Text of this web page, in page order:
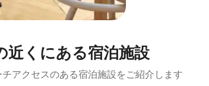
くにある宿泊施設
アクセスのある宿泊施設をご紹介します